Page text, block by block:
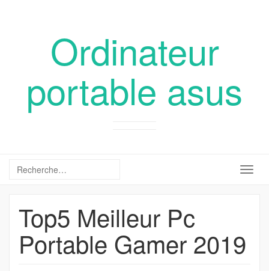
Ordinateur
portable asus
Top5 Meilleur Pc
Portable Gamer 2019